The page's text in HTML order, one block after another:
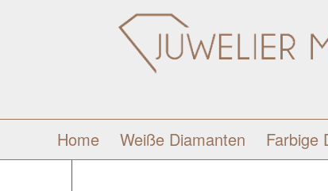
Home Weiße Diamanten Farbige